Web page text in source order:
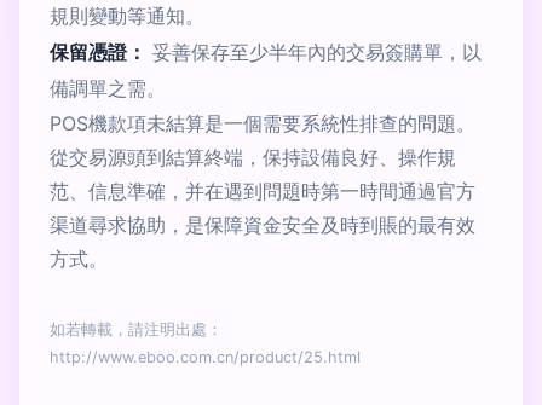
規則變動等通知。
保留憑證： 妥善保存至少半年內的交易簽購單，以
備調單之需。
POS機款項未結算是一個需要系統性排查的問題。
從交易源頭到結算終端，保持設備良好、操作規
范、信息準確，并在遇到問題時第一時間通過官方
渠道尋求協助，是保障資金安全及時到賬的最有效
方式。
如若轉載，請注明出處：
http://www.eboo.com.cn/product/25.html